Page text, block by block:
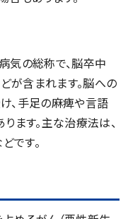
気の総称で、脳卒中
が含まれます。脳への
、手足の麻痺や言語
ます。主な治療法は、
です。